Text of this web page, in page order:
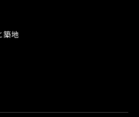
築地